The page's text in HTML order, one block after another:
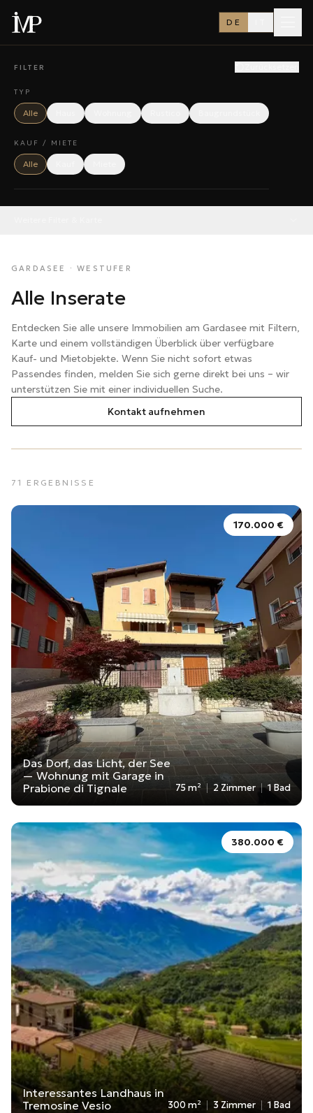
DE
FILTER
TYP
Alle
KAUF / MIETE
Alle
GARDASEE · WESTUFER
Alle Inserate
Entdecken Sie alle unsere Immobilien am Gardasee mit Filtern,
Karte und einem vollständigen Überblick über verfügbare
Kauf- und Mietobjekte. Wenn Sie nicht sofort etwas
Passendes finden, melden Sie sich gerne direkt bei uns – wir
unterstützen Sie mit einer individuellen Suche.
Kontakt aufnehmen
71 ERGEBNISSE
170.000 €
Das Dorf, das Licht, der See
— Wohnung mit Garage in
Prabione di Tignale
75 m² 2 Zimmer 1 Bad
380.000 €
Interessantes Landhaus in
Tremosine Vesio
300 m² 3 Zimmer 1 Bad